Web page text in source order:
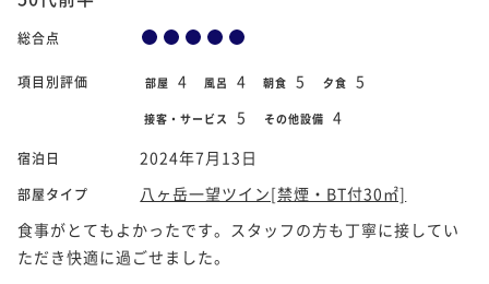
総合点
項目別評価 部屋 4 風呂 4 朝食 5 夕食 5
接客・サービス 5 その他設備 4
宿泊日 2024年7月13日
部屋タイプ
八ヶ岳一望ツイン[禁煙・BT付30㎡]
食事がとてもよかったです。スタッフの方も丁寧に接してい
ただき快適に過ごせました。